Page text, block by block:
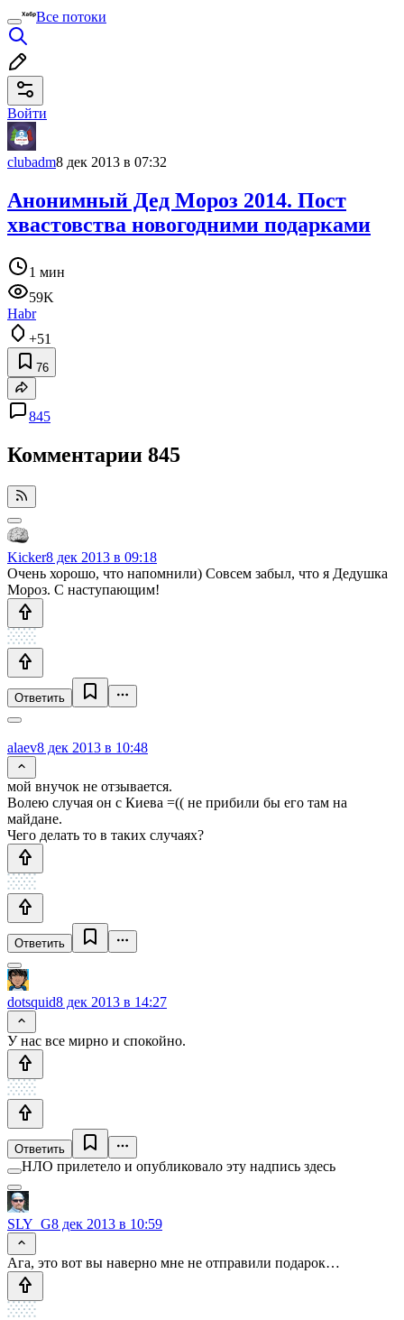
Все потоки
Войти
clubadm8 дек 2013 в 07:32
Анонимный Дед Мороз 2014. Пост
хвастовства новогодними подарками
1 мин
59K
Habr
+51
76
845
Комментарии 845
Kicker8 дек 2013 в 09:18
Очень хорошо, что напомнили) Совсем забыл, что я Дедушка
Мороз. С наступающим!
Ответить
alaev8 дек 2013 в 10:48
мой внучок не отзывается.
Волею случая он с Киева =(( не прибили бы его там на
майдане.
Чего делать то в таких случаях?
Ответить
dotsquid8 дек 2013 в 14:27
У нас все мирно и спокойно.
Ответить
НЛО прилетело и опубликовало эту надпись здесь
SLY_G8 дек 2013 в 10:59
Ага, это вот вы наверно мне не отправили подарок…